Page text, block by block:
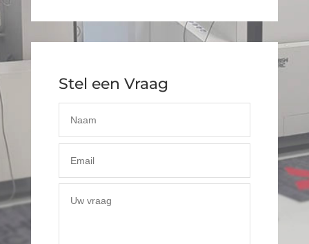
Stel een Vraag